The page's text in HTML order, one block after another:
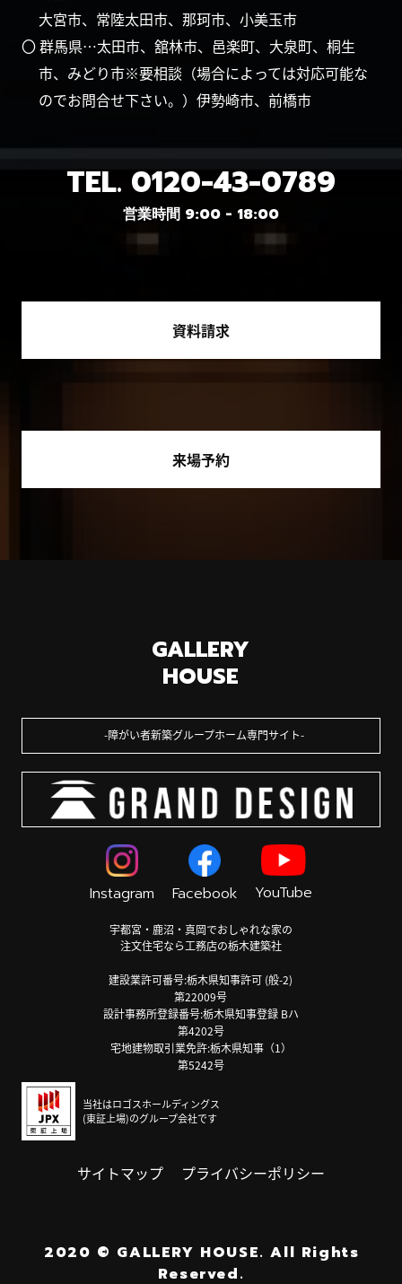
大宮市、常陸太田市、那珂市、小美玉市
〇 群馬県…太田市、舘林市、邑楽町、大泉町、桐生
市、みどり市※要相談（場合によっては対応可能な
のでお問合せ下さい。）伊勢崎市、前橋市
TEL. 0120-43-0789
営業時間 9:00 - 18:00
資料請求
来場予約
GALLERY
HOUSE
障がい者新築グループホーム専門サイト
Instagram Facebook YouTube
宇都宮・鹿沼・真岡でおしゃれな家の
注文住宅なら工務店の栃木建築社
建設業許可番号:栃木県知事許可 (般-2)
第22009号
設計事務所登録番号:栃木県知事登録 Bハ
第4202号
宅地建物取引業免許:栃木県知事（1）
第5242号
当社はロゴスホールディングス
(東証上場)のグループ会社です
サイトマップ プライバシーポリシー
2020 © GALLERY HOUSE. All Rights
Reserved.